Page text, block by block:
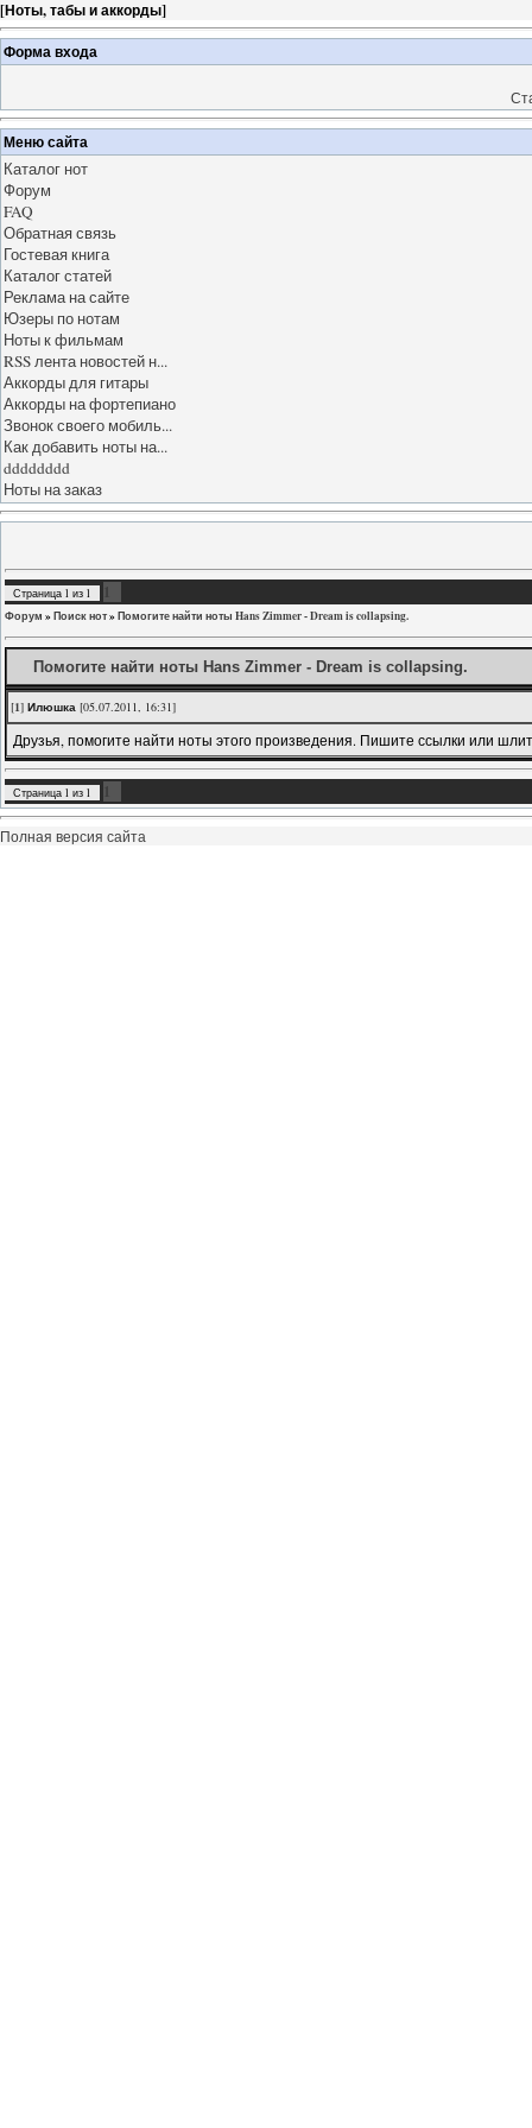
[Ноты, табы и аккорды]
Форма входа
Меню сайта
Каталог нот
Форум
FAQ
Обратная связь
Гостевая книга
Каталог статей
Реклама на сайте
Юзеры по нотам
Ноты к фильмам
RSS лента новостей н...
Аккорды для гитары
Аккорды на фортепиано
Звонок своего мобиль...
Как добавить ноты на...
dddddddd
Ноты на заказ
Страница 1 из 1 1
Форум »Поиск нот»Помогите найти ноты Hans Zimmer - Dream is collapsing.
Помогите найти ноты Hans Zimmer - Dream is collapsing.
[1] Илюшка [05.07.2011, 16:31]
Друзья, помогите найти ноты этого произведения. Пишите ссылки или
Страница 1 из 1 1
Полная версия сайта